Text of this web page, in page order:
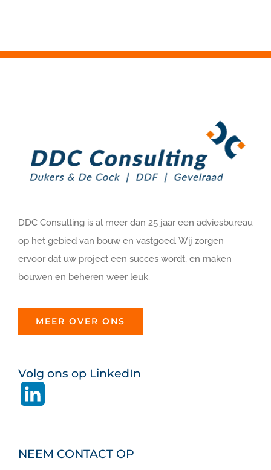
DDC Consulting is al meer dan 25 jaar een adviesbureau
op het gebied van bouw en vastgoed. Wij zorgen
ervoor dat uw project een succes wordt, en maken
bouwen en beheren weer leuk.
MEER OVER ONS
Volg ons op LinkedIn
NEEM CONTACT OP